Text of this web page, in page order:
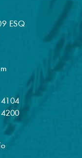
ESQ